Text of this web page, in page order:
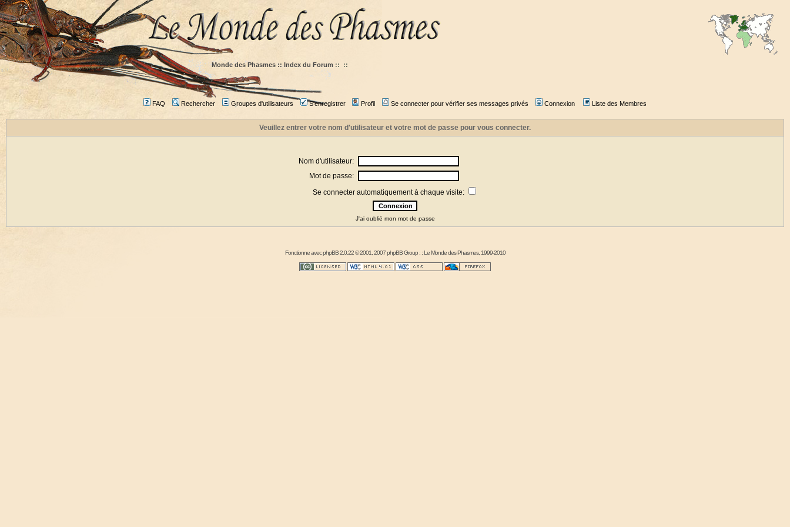
Monde des Phasmes :: Index du Forum :: ::
FAQ Rechercher Groupes d'utilisateurs S'enregistrer Profil Se connecter pour vérifier ses messages privés Connexion Liste des Membres
Veuillez entrer votre nom d'utilisateur et votre mot de passe pour vous connecter.
Nom d'utilisateur:
Mot de passe:
Se connecter automatiquement à chaque visite:
J'ai oublié mon mot de passe
Fonctionne avecphpBB2.0.22 © 2001, 2007 phpBB Group : :Le Monde des Phasmes, 1999-2010